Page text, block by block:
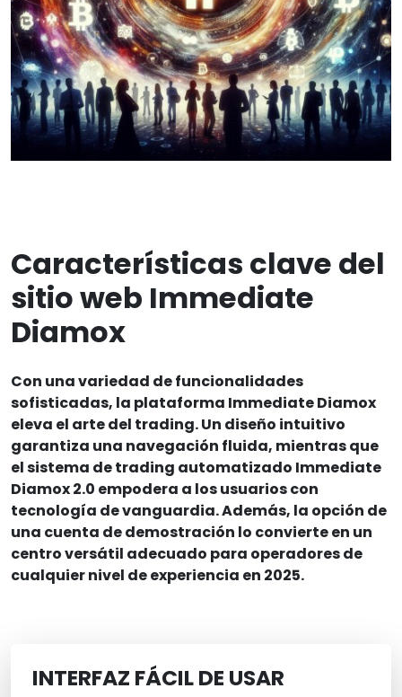
Características clave del
sitio web Immediate
Diamox
Con una variedad de funcionalidades
sofisticadas, la plataforma Immediate Diamox
eleva el arte del trading. Un diseño intuitivo
garantiza una navegación fluida, mientras que
el sistema de trading automatizado Immediate
Diamox 2.0 empodera a los usuarios con
tecnología de vanguardia. Además, la opción de
una cuenta de demostración lo convierte en un
centro versátil adecuado para operadores de
cualquier nivel de experiencia en 2025.
INTERFAZ FÁCIL DE USAR